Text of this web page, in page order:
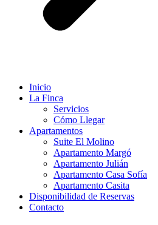
Inicio
La Finca
Servicios
Cómo Llegar
Apartamentos
Suite El Molino
Apartamento Margó
Apartamento Julián
Apartamento Casa Sofía
Apartamento Casita
Disponibilidad de Reservas
Contacto